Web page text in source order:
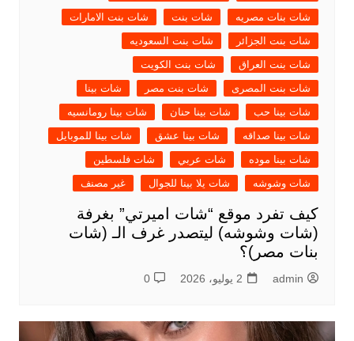
شات بنات مصريه
شات بنت
شات بنت الامارات
شات بنت الجزائر
شات بنت السعوديه
شات بنت العراق
شات بنت الكويت
شات بنت المصرى
شات بنت مصر
شات بينا
شات بينا حب
شات بينا حنان
شات بينا رومانسيه
شات بينا صداقه
شات بينا عشق
شات بينا للموبايل
شات بينا موده
شات عربي
شات فلسطين
شات وشوشه
شات يلا بينا للجوال غير مصنف
كيف تفرد موقع “شات اميرتي” بغرفة
(شات وشوشه) ليتصدر غرف الـ (شات
بنات مصر)؟
admin 2 يوليو، 2026 0